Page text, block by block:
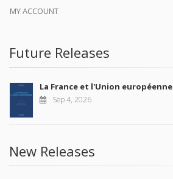
MY ACCOUNT
Future Releases
La France et l'Union européenne
Sep 4, 2026
New Releases